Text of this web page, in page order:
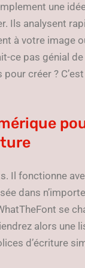
une
Ils analysent
à votre image
ce pas génial
créer ?
Il fonctionne
dans
se
alors une
d’écriture